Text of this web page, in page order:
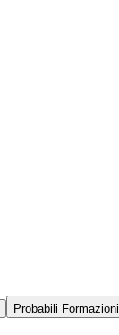
Probabili Formazioni